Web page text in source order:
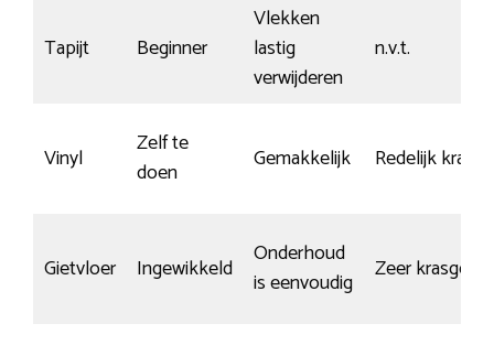
Tapijt Beginner
Vlekken
lastig
verwijderen
n.v.t.
Vinyl
Zelf te
doen
Gemakkelijk Redelijk
Gietvloer Ingewikkeld
Onderhoud
is eenvoudig
Zeer